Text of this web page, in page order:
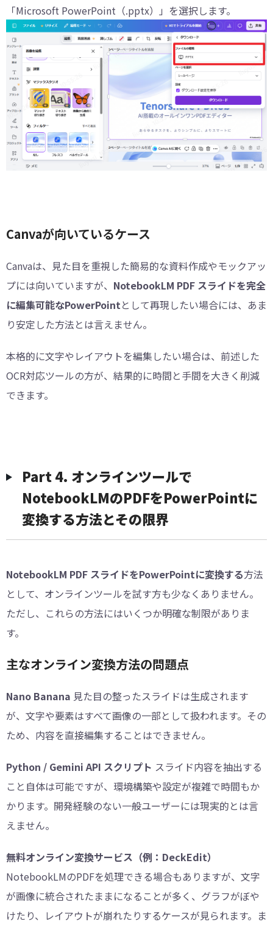
「Microsoft PowerPoint（.pptx）」を選択します。
Canvaが向いているケース
Canvaは、見た目を重視した簡易的な資料作成やモックアッ
プには向いていますが、 NotebookLM PDF スライドを完全
に編集可能なPowerPointとして再現したい場合には、あま
り安定した方法とは言えません。
本格的に文字やレイアウトを編集したい場合は、前述した
OCR対応ツールの方が、結果的に時間と手間を大きく削減
できます。
︎Part 4. オンラインツールで
NotebookLMのPDFをPowerPointに
変換する方法とその限界
NotebookLM PDF スライドをPowerPointに変換する方法
として、オンラインツールを試す方も少なくありません。
ただし、これらの方法にはいくつか明確な制限がありま
す。
主なオンライン変換方法の問題点
Nano Banana 見た目の整ったスライドは生成されます
が、文字や要素はすべて画像の一部として扱われます。その
ため、内容を直接編集することはできません。
Python / Gemini API スクリプト スライド内容を抽出する
こと自体は可能ですが、環境構築や設定が複雑で時間もか
かります。開発経験のない一般ユーザーには現実的とは言
えません。
無料オンライン変換サービス（例：DeckEdit）
NotebookLMのPDFを処理できる場合もありますが、文字
が画像に統合されたままになることが多く、グラフがぼや
けたり、レイアウトが崩れたりするケースが見られます。ま